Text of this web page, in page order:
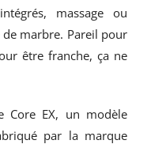
massage ou
marbre. Pareil pour
être franche, ça ne
Core EX, un modèle
par la marque